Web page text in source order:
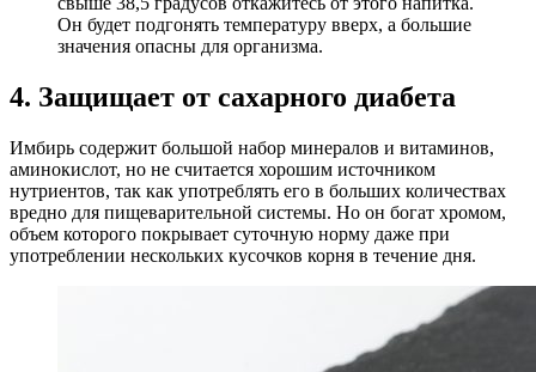
Он будет подгонять температуру вверх, а большие
значения опасны для организма.
4. Защищает от сахарного диабета
Имбирь содержит большой набор минералов и витаминов,
аминокислот, но не считается хорошим источником
нутриентов, так как употреблять его в больших количествах
вредно для пищеварительной системы. Но он богат хромом,
объем которого покрывает суточную норму даже при
употреблении нескольких кусочков корня в течение дня.